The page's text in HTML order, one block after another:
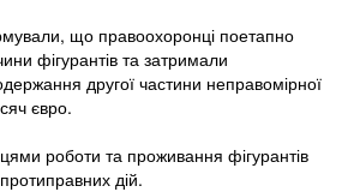
що правоохоронці поетапно
фігурантів та затримали
другої частини неправомірної
євро.
роботи та проживання фігурантів
дій.